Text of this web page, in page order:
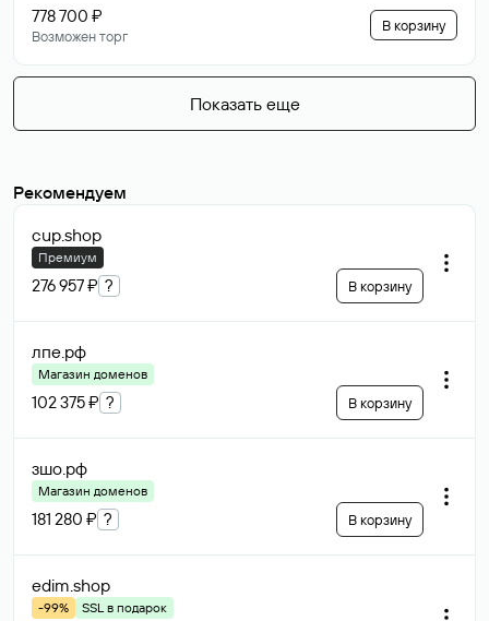
778 700 ₽
Возможен торг
В корзину
Показать еще
Рекомендуем
cup.shop
Премиум
276 957 ₽ ? В корзину
лпе.рф
Магазин доменов
102 375 ₽ ? В корзину
зшо.рф
Магазин доменов
181 280 ₽ ? В корзину
edim.shop
-99%
SSL в подарок